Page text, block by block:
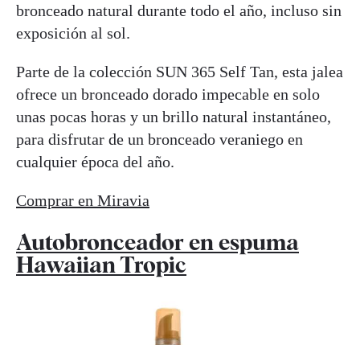
bronceado natural durante todo el año, incluso sin
exposición al sol.
Parte de la colección SUN 365 Self Tan, esta jalea
ofrece un bronceado dorado impecable en solo
unas pocas horas y un brillo natural instantáneo,
para disfrutar de un bronceado veraniego en
cualquier época del año.
Comprar en Miravia
Autobronceador en espuma
Hawaiian Tropic